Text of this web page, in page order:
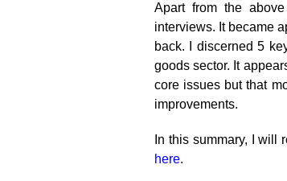
Apart from the
interviews. It became
back. I discerned 5
goods sector. It
core issues but that
improvements.
In this summary, I
here.